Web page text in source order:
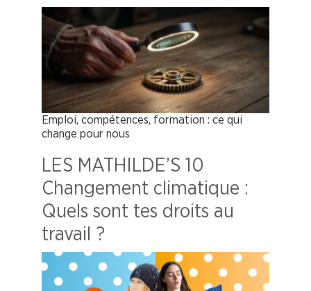
Emploi, compétences, formation : ce qui
change pour nous
LES MATHILDE’S 10
Changement climatique :
Quels sont tes droits au
travail ?